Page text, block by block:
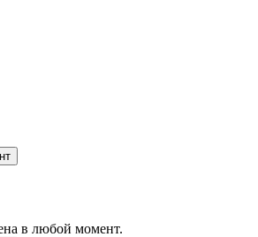
в любой момент.